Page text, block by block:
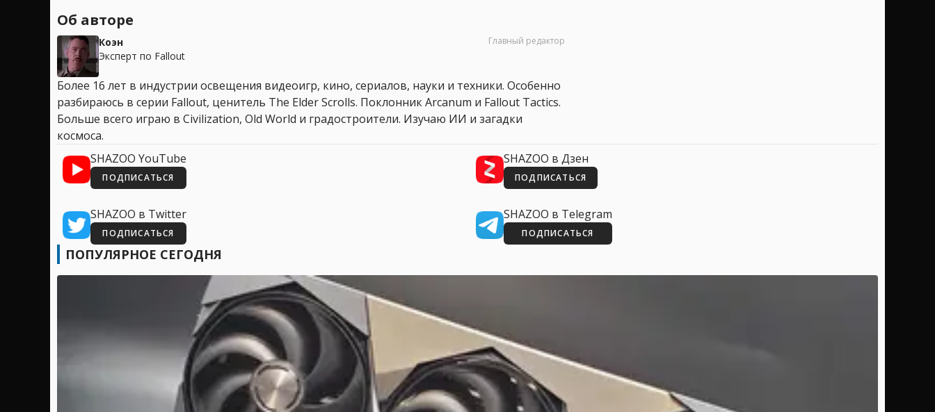
Об авторе
Коэн
Эксперт по Fallout
Главный редактор
Более 16 лет в индустрии освещения видеоигр, кино, сериалов, науки и техники. Особенно
разбираюсь в серии Fallout, ценитель The Elder Scrolls. Поклонник Arcanum и Fallout Tactics.
Больше всего играю в Civilization, Old World и градостроители. Изучаю ИИ и загадки
космоса.
SHAZOO YouTube
ПОДПИСАТЬСЯ
SHAZOO в Дзен
ПОДПИСАТЬСЯ
SHAZOO в Twitter
ПОДПИСАТЬСЯ
SHAZOO в Telegram
ПОДПИСАТЬСЯ
ПОПУЛЯРНОЕ СЕГОДНЯ